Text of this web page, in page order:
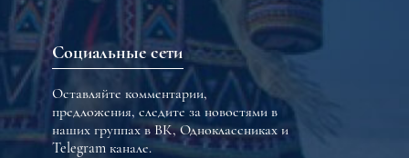
Социальные сети
Оставляйте комментарии,
предложения, следите за новостями в
наших группах в ВК, Одноклассниках и
Telegram канале.